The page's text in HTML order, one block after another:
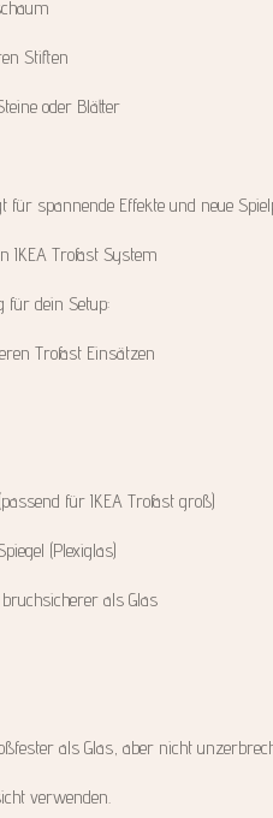
Stiften
oder Blätter
für spannende Effekte und neue
IKEA Trofast System
für dein Setup:
Trofast Einsätzen
für IKEA Trofast groß)
(Plexiglas)
als Glas
als Glas, aber nicht
verwenden.